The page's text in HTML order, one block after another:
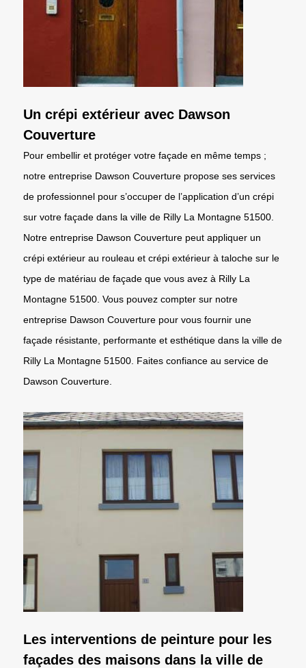
Un crépi extérieur avec Dawson
Couverture
Pour embellir et protéger votre façade en même temps ;
notre entreprise Dawson Couverture propose ses services
de professionnel pour s’occuper de l’application d’un crépi
sur votre façade dans la ville de Rilly La Montagne 51500.
Notre entreprise Dawson Couverture peut appliquer un
crépi extérieur au rouleau et crépi extérieur à taloche sur le
type de matériau de façade que vous avez à Rilly La
Montagne 51500. Vous pouvez compter sur notre
entreprise Dawson Couverture pour vous fournir une
façade résistante, performante et esthétique dans la ville de
Rilly La Montagne 51500. Faites confiance au service de
Dawson Couverture.
Les interventions de peinture pour les
façades des maisons dans la ville de